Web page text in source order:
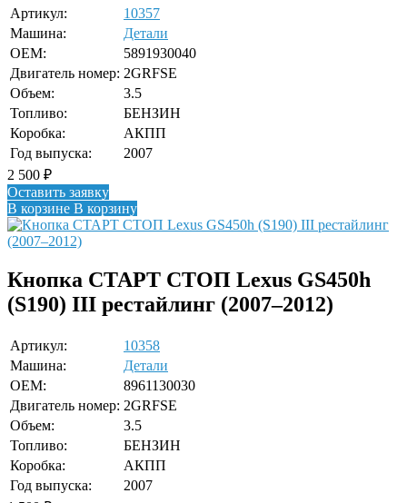
Артикул:
10357
Машина:
Детали
OEM:
5891930040
Двигатель номер: 2GRFSE
Объем:
3.5
Топливо:
БЕНЗИН
Коробка:
АКПП
Год выпуска:
2007
2 500 ₽
Оставить заявку
В корзине В корзину
Кнопка СТАРТ СТОП Lexus GS450h
(S190) III рестайлинг (2007–2012)
Артикул:
10358
Машина:
Детали
OEM:
8961130030
Двигатель номер: 2GRFSE
Объем:
3.5
Топливо:
БЕНЗИН
Коробка:
АКПП
Год выпуска:
2007